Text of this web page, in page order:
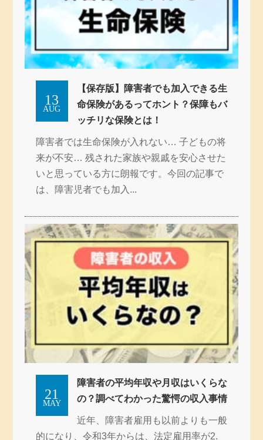
AUG
13
【保存版】障害者でも加入できる生
命保険があるってホント？保障もバ
ッチリな保険とは！
障害者では生命保険が入れない… 子どもの将
来が不安… 残された家族や親戚を安心させた
いと思っている方に朗報です。今回の記事で
は、障害児者でも加入...
MAY
21
障害者の平均年収や月収はいくらな
の？調べてわかった驚愕の収入事情
近年、障害者雇用も以前よりも一般
的になり、令和3年からは、法定雇用率が2.